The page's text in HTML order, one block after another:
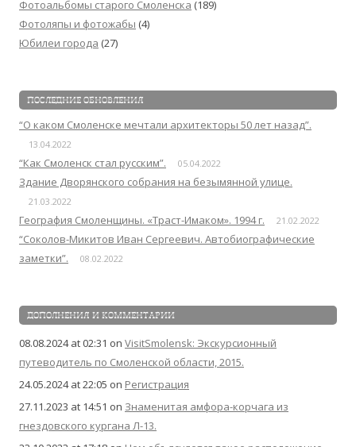
Фотоальбомы старого Смоленска (189)
Фотоляпы и фотожабы (4)
Юбилеи города (27)
ПОСЛЕДНИЕ ОБНОВЛЕНИЯ
“О каком Смоленске мечтали архитекторы 50 лет назад”.
13.04.2022
“Как Смоленск стал русским”. 05.04.2022
Здание Дворянского собрания на безымянной улице.
21.03.2022
География Смоленщины. «Траст-Имаком». 1994 г. 21.02.2022
“Соколов-Микитов Иван Сергеевич. Автобиографические
заметки”.
08.02.2022
ДОПОЛНЕНИЯ И КОММЕНТАРИИ
08.08.2024 at 02:31 on VisitSmolensk: Экскурсионный
путеводитель по Смоленской области, 2015.
24.05.2024 at 22:05 on Регистрация
27.11.2023 at 14:51 on Знаменитая амфора-корчага из
гнездовского кургана Л-13.